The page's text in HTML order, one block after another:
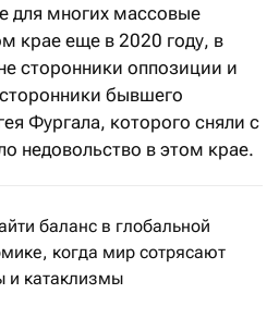
для многих массовые
крае еще в 2020 году, в
сторонники оппозиции и
бывшего
Фургала, которого сняли с
недовольство в этом крае.
баланс в глобальной
когда мир сотрясают
и катаклизмы